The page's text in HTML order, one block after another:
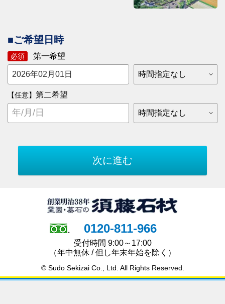
■ご希望日時
必須 第一希望
【任意】 第二希望
0120-811-966
受付時間 9:00～17:00
（年中無休 / 但し年末年始を除く）
© Sudo Sekizai Co., Ltd. All Rights Reserved.